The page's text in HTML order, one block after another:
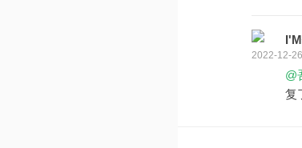
2022-12-
@
复